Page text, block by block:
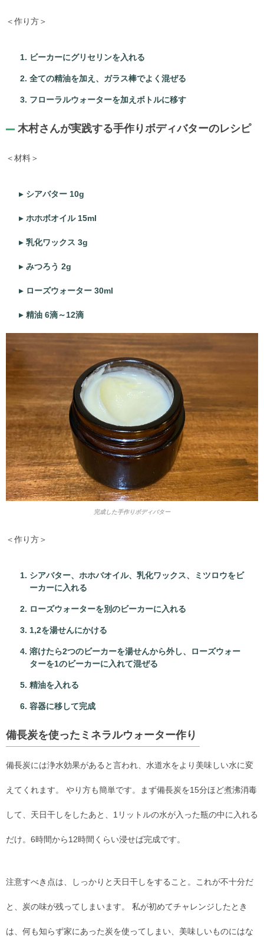
＜作り方＞
ビーカーにグリセリンを入れる
全ての精油を加え、ガラス棒でよく混ぜる
フローラルウォーターを加えボトルに移す
木村さんが実践する手作りボディバターのレシピ
＜材料＞
シアバター 10g
ホホボオイル 15ml
乳化ワックス 3g
みつろう 2g
ローズウォーター 30ml
精油 6滴～12滴
完成した手作りボディバター
＜作り方＞
シアバター、ホホバオイル、乳化ワックス、ミツロウをビ
ーカーに入れる
ローズウォーターを別のビーカーに入れる
1,2を湯せんにかける
溶けたら2つのビーカーを湯せんから外し、ローズウォー
ターを1のビーカーに入れて混ぜる
精油を入れる
容器に移して完成
備長炭を使ったミネラルウォーター作り
備長炭には浄水効果があると言われ、水道水をより美味しい水に変
えてくれます。 やり方も簡単です。まず備長炭を15分ほど煮沸消毒
して、天日干しをしたあと、1リットルの水が入った瓶の中に入れる
だけ。6時間から12時間くらい浸せば完成です。
注意すべき点は、しっかりと天日干しをすること。これが不十分だ
と、炭の味が残ってしまいます。 私が初めてチャレンジしたとき
は、何も知らず家にあった炭を使ってしまい、美味しいものにはな